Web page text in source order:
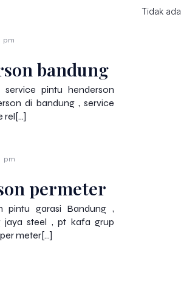
pm
bandung
pintu henderson
di bandung , service
rel[…]
pm
permeter
pintu garasi Bandung ,
jaya steel , pt kafa grup
meter[…]
Tidak